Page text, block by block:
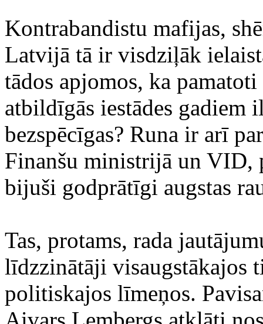
Kontrabandistu mafijas,
Latvijā tā ir visdziļāk
tādos apjomos, ka
atbildīgās iestādes
bezspēcīgas? Runa ir arī
Finanšu ministrijā un VID,
bijuši godprātīgi augstas
Tas, protams, rada
līdzzinātāji visaugstākajos
politiskajos līmeņos.